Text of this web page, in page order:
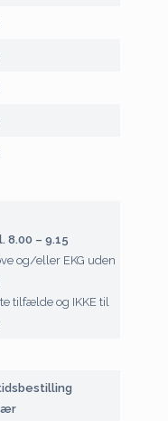
8.00 – 9.15
og/eller EKG uden
tilfælde og IKKE til